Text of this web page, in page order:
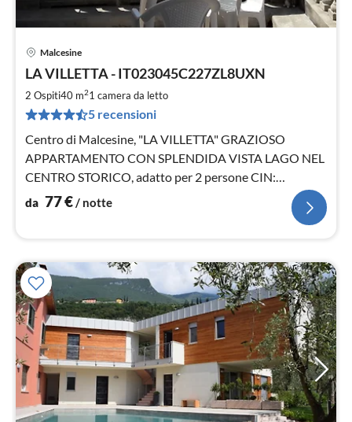
Malcesine
LA VILLETTA - IT023045C227ZL8UXN
2 Ospiti40 m21 camera da letto
5 recensioni
Centro di Malcesine, "LA VILLETTA" GRAZIOSO
APPARTAMENTO CON SPLENDIDA VISTA LAGO NEL
CENTRO STORICO, adatto per 2 persone CIN:
IT023045C227ZL8UXN
da 77€/ notte